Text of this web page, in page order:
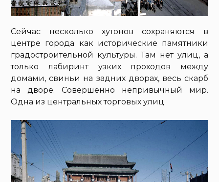
Сейчас несколько хутонов сохраняются в
центре города как исторические памятники
градостроительной культуры. Там нет улиц, а
только лабиринт узких проходов между
домами, свиньи на задних дворах, весь скарб
на дворе. Совершенно непривычный мир.
Одна из центральных торговых улиц